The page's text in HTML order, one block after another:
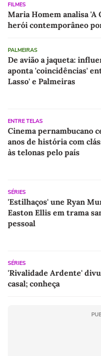
FILMES
Maria Homem analisa 'A
herói contemporâneo
PALMEIRAS
De avião a jaqueta:
aponta 'coincidências'
Lasso' e Palmeiras
ENTRE TELAS
Cinema pernambucano
anos de história com
às telonas pelo país
SÉRIES
'Estilhaços' une Ryan
Easton Ellis em trama
pessoal
SÉRIES
'Rivalidade Ardente'
casal; conheça